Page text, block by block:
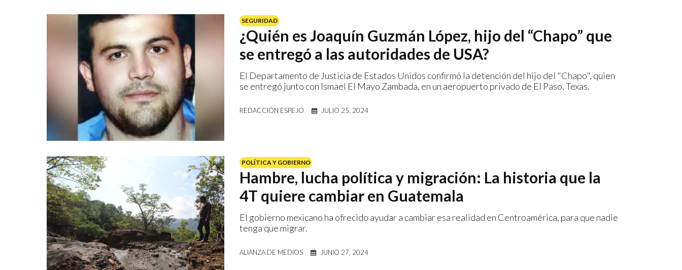
SEGURIDAD
¿Quién es Joaquín Guzmán López, hijo del “Chapo” que
se entregó a las autoridades de USA?
El Departamento de Justicia de Estados Unidos confirmó la detención del hijo del "Chapo", quien
se entregó junto con Ismael El Mayo Zambada, en un aeropuerto privado de El Paso, Texas.
REDACCIÓN ESPEJO JULIO 25, 2024
POLÍTICA Y GOBIERNO
Hambre, lucha política y migración: La historia que la
4T quiere cambiar en Guatemala
El gobierno mexicano ha ofrecido ayudar a cambiar esa realidad en Centroamérica, para que nadie
tenga que migrar.
ALIANZA DE MEDIOS JUNIO 27, 2024